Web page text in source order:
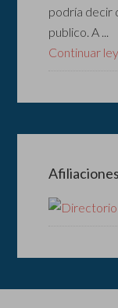
podría decir
publico. A ...
Continuar
Afiliaciones